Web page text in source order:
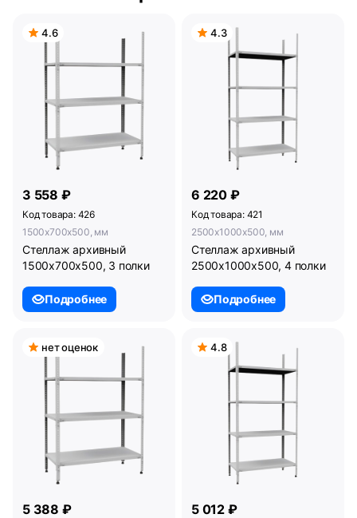
4.6
3 558 ₽
Код товара: 426
1500x700x500, мм
Стеллаж архивный
1500х700х500, 3 полки
Подробнее
4.3
6 220 ₽
Код товара: 421
2500x1000x500, мм
Стеллаж архивный
2500х1000х500, 4 полки
Подробнее
нет оценок
5 388 ₽
4.8
5 012 ₽